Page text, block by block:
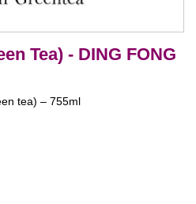
Tea) - DING FONG
tea) – 755ml